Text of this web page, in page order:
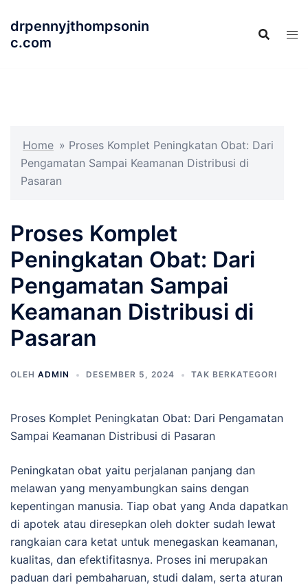
kedrpennyjthompsonin
c.com
Home » Proses Komplet Peningkatan Obat: Dari
Pengamatan Sampai Keamanan Distribusi di
Pasaran
Proses Komplet
Peningkatan Obat: Dari
Pengamatan Sampai
Keamanan Distribusi di
Pasaran
OLEH ADMIN DESEMBER 5, 2024 TAK BERKATEGORI
Proses Komplet Peningkatan Obat: Dari Pengamatan
Sampai Keamanan Distribusi di Pasaran
Peningkatan obat yaitu perjalanan panjang dan
melawan yang menyambungkan sains dengan
kepentingan manusia. Tiap obat yang Anda dapatkan
di apotek atau diresepkan oleh dokter sudah lewat
rangkaian cara ketat untuk menegaskan keamanan,
kualitas, dan efektifitasnya. Proses ini merupakan
paduan dari pembaharuan, studi dalam, serta aturan